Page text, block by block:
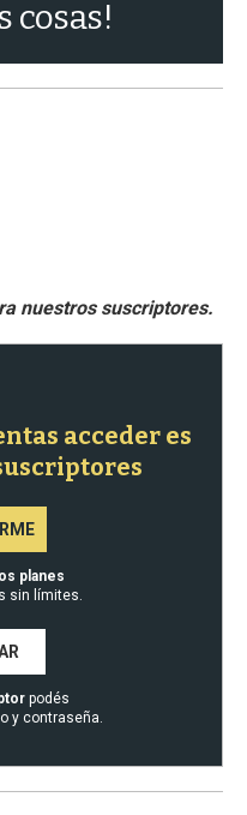
cosas!
acceder es
planes
sin límites.
podés
y contraseña.